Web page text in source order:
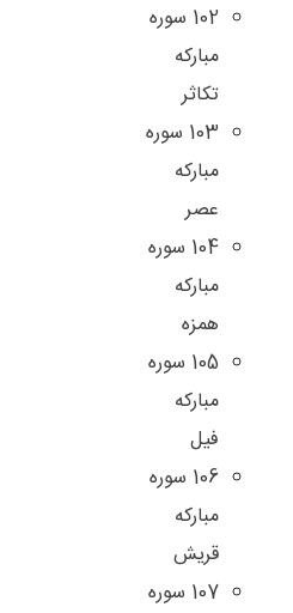
102 سوره
مباركه
تكاثر
103 سوره
مباركه
عصر
104 سوره
مباركه
همزه
105 سوره
مباركه
فيل
106 سوره
مباركه
قريش
107 سوره